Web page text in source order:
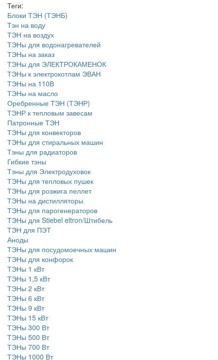
Теги:
Блоки ТЭН (ТЭНБ)
Тэн на воду
ТЭН на воздух
ТЭНы для водонагревателей
ТЭНы на заказ
ТЭНы для ЭЛЕКТРОКАМЕНОК
ТЭНы к электрокотлам ЭВАН
ТЭНы на 110В
ТЭНы на масло
Оребренные ТЭН (ТЭНР)
ТЭНР к тепловым завесам
Патронные ТЭН
ТЭНы для конвекторов
ТЭНы для стиральных машин
Тэны для радиаторов
Гибкие тэны
Тэны для Электродуховок
ТЭНы для тепловых пушек
ТЭНы для розжига пеллет
ТЭНы на дистилляторы
ТЭНы для парогенераторов
ТЭНы для Stiebel eltron/Штибель
ТЭН для ПЭТ
Аноды
ТЭНы для посудомоечных машин
ТЭНы для конфорок
ТЭНы 1 кВт
ТЭНы 1,5 кВт
ТЭНы 2 кВт
ТЭНы 6 кВт
ТЭНы 9 кВт
ТЭНы 15 кВт
ТЭНы 300 Вт
ТЭНы 500 Вт
ТЭНы 700 Вт
ТЭНы 1000 Вт